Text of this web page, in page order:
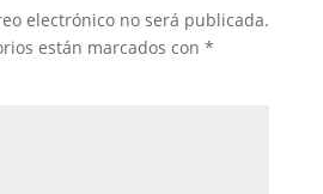
electrónico no será publicada.
están marcados con *